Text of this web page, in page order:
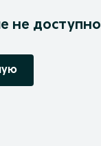
не доступно